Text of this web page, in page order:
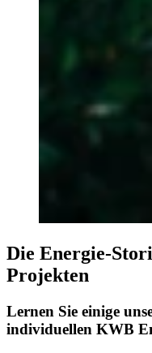
Die Energie-
Projekten
Lernen Sie einige
individuellen KWB